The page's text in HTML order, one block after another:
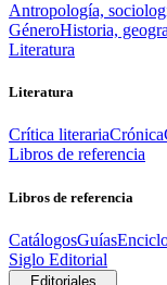
Antropología,
GéneroHistoria,
Literatura
Literatura
Crítica literariaCrónica
Libros de referencia
Libros de referencia
CatálogosGuías
Siglo Editorial
Editoriales